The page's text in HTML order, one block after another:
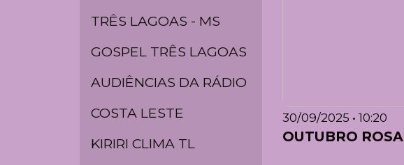
TRÊS LAGOAS - MS
GOSPEL TRÊS LAGOAS
AUDIÊNCIAS DA RÁDIO
COSTA LESTE
KIRIRI CLIMA TL
30/09/2025 • 10:20
OUTUBRO ROSA